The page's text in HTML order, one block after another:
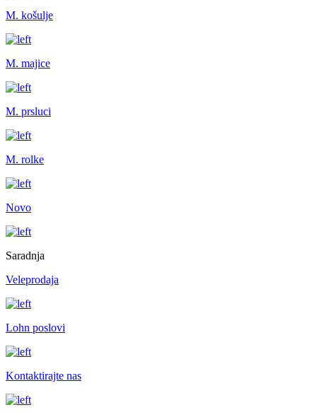
M. košulje
M. majice
M. prsluci
M. rolke
Novo
Saradnja
Veleprodaja
Lohn poslovi
Kontaktirajte nas